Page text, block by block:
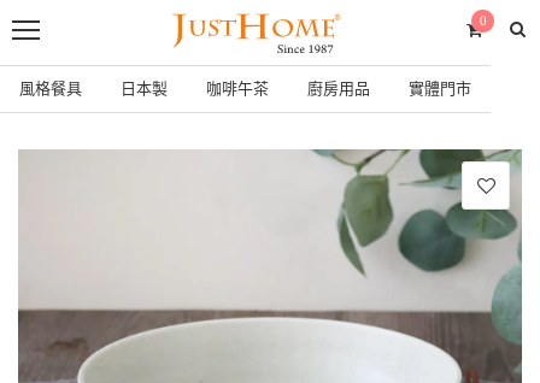
0
風格餐具 日本製 咖啡午茶 廚房用品 實體門市